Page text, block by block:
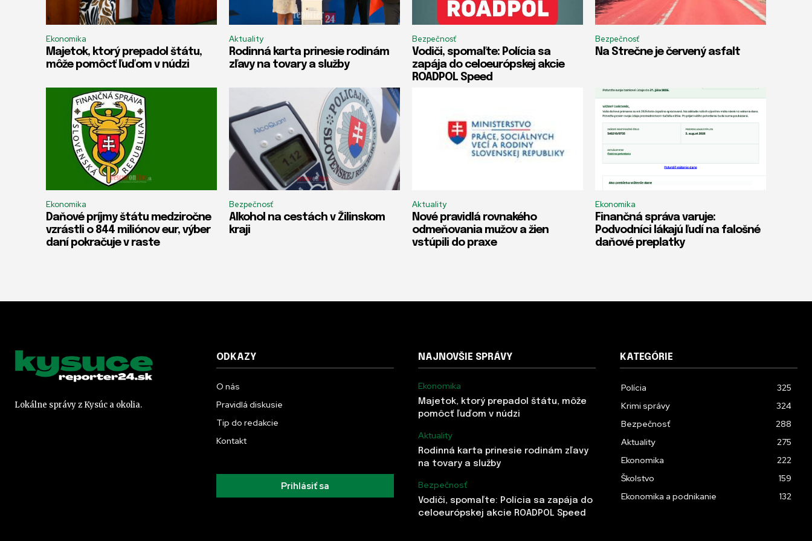
Ekonomika
Majetok, ktorý prepadol štátu,
môže pomôcť ľuďom v núdzi
Aktuality
Rodinná karta prinesie rodinám
zľavy na tovary a služby
Bezpečnosť
Vodiči, spomaľte: Polícia sa
zapája do celoeurópskej akcie
ROADPOL Speed
Bezpečnosť
Na Strečne je červený asfalt
Ekonomika
Daňové príjmy štátu medziročne
vzrástli o 844 miliónov eur, výber
daní pokračuje v raste
Bezpečnosť
Alkohol na cestách v Žilinskom
kraji
Aktuality
Nové pravidlá rovnakého
odmeňovania mužov a žien
vstúpili do praxe
Ekonomika
Finančná správa varuje:
Podvodníci lákajú ľudí na falošné
daňové preplatky
Lokálne správy z Kysúc a okolia.
ODKAZY
O nás
Pravidlá diskusie
Tip do redakcie
Kontakt
Prihlásiť sa
NAJNOVŠIE SPRÁVY
Ekonomika
Majetok, ktorý prepadol štátu, môže
pomôcť ľuďom v núdzi
Aktuality
Rodinná karta prinesie rodinám zľavy
na tovary a služby
Bezpečnosť
Vodiči, spomaľte: Polícia sa zapája do
celoeurópskej akcie ROADPOL Speed
KATEGÓRIE
Polícia
325
Krimi správy
324
Bezpečnosť
288
Aktuality
275
Ekonomika
222
Školstvo
159
Ekonomika a podnikanie
132